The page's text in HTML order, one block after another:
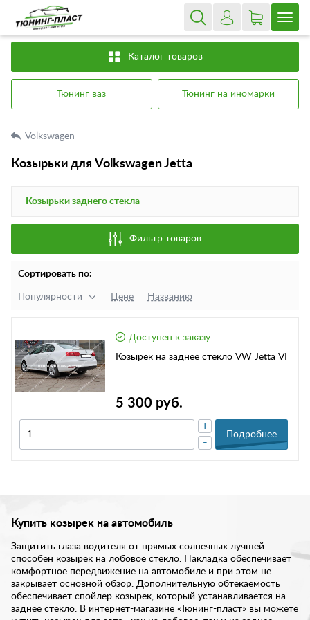
Каталог товаров
Тюнинг ваз Тюнинг на иномарки
Volkswagen
Козырьки для Volkswagen Jetta
Козырьки заднего стекла
Фильтр товаров
Сортировать по:
Популярности Цене Названию
Доступен к заказу
Козырек на заднее стекло VW Jetta VI
5 300 руб.
-
+
Подробнее
Купить козырек на автомобиль
Защитить глаза водителя от прямых солнечных лучшей
способен козырек на лобовое стекло. Накладка обеспечивает
комфортное передвижение на автомобиле и при этом не
закрывает основной обзор. Дополнительную обтекаемость
обеспечивает спойлер козырек, который устанавливается на
заднее стекло. В интернет-магазине «Тюнинг-пласт» вы можете